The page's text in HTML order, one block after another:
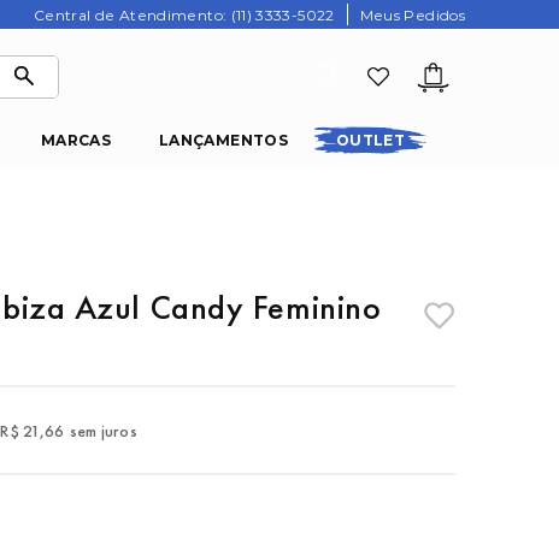
Central de Atendimento: (11) 3333-5022 Meus Pedidos
MARCAS LANÇAMENTOS OUTLET
Azul Candy Feminino
R$ 21 ,66 sem juros